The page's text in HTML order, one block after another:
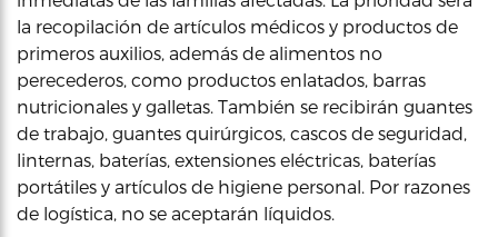
la recopilación de artículos médicos y productos de
primeros auxilios, además de alimentos no
perecederos, como productos enlatados, barras
nutricionales y galletas. También se recibirán guantes
de trabajo, guantes quirúrgicos, cascos de seguridad,
linternas, baterías, extensiones eléctricas, baterías
portátiles y artículos de higiene personal. Por razones
de logística, no se aceptarán líquidos.